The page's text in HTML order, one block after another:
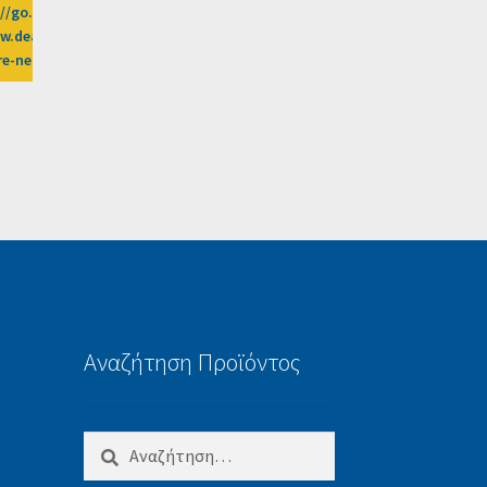
z/269-0/CD2589/?
neo-irakleio-9%3Fafn%3DLW
Αναζήτηση Προϊόντος
Αναζήτηση